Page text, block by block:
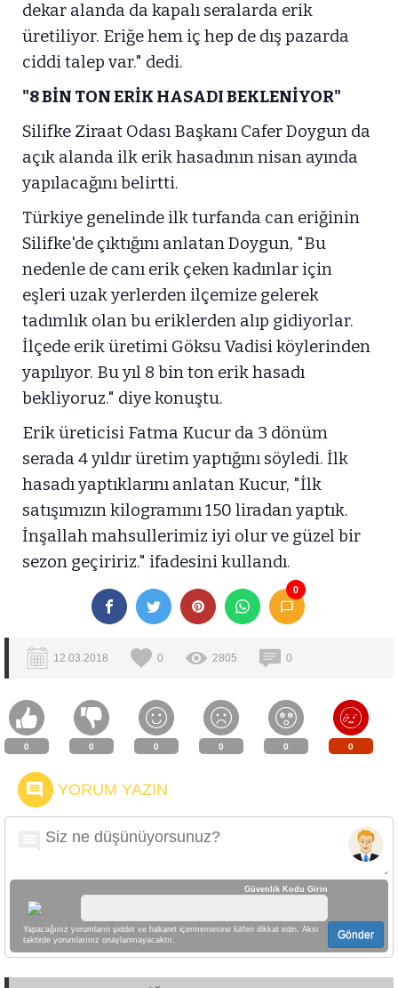
dekar alanda da kapalı seralarda erik
üretiliyor. Eriğe hem iç hep de dış pazarda
ciddi talep var." dedi.
"8 BİN TON ERİK HASADI BEKLENİYOR"
Silifke Ziraat Odası Başkanı Cafer Doygun da
açık alanda ilk erik hasadının nisan ayında
yapılacağını belirtti.
Türkiye genelinde ilk turfanda can eriğinin
Silifke'de çıktığını anlatan Doygun, "Bu
nedenle de canı erik çeken kadınlar için
eşleri uzak yerlerden ilçemize gelerek
tadımlık olan bu eriklerden alıp gidiyorlar.
İlçede erik üretimi Göksu Vadisi köylerinden
yapılıyor. Bu yıl 8 bin ton erik hasadı
bekliyoruz." diye konuştu.
Erik üreticisi Fatma Kucur da 3 dönüm
serada 4 yıldır üretim yaptığını söyledi. İlk
hasadı yaptıklarını anlatan Kucur, "İlk
satışımızın kilogramını 150 liradan yaptık.
İnşallah mahsullerimiz iyi olur ve güzel bir
sezon geçiririz." ifadesini kullandı.
0
12.03.2018 0 2805 0
0 0 0 0 0 0
YORUM YAZIN
Güvenlik Kodu Girin
Yapacağınız yorumların şiddet ve hakaret içermemesine lütfen dikkat edin. Aksi
taktirde yorumlarınız onaylanmayacaktır.
Gönder